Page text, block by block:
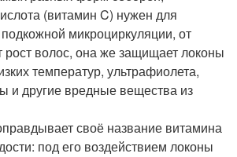
(витамин C) нужен для
микроциркуляции, от
рост волос, она же защищает локоны
температур, ультрафиолета,
и другие вредные вещества из
своё название витамина
под его воздействием локоны